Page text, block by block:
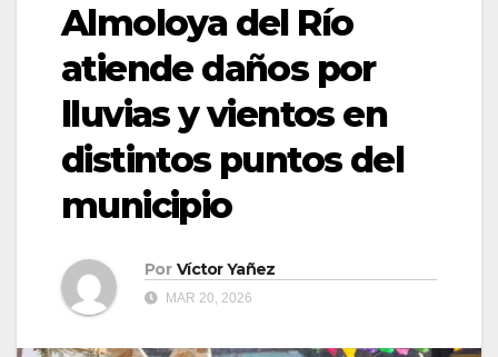
Almoloya del Río
atiende daños por
lluvias y vientos en
distintos puntos del
municipio
Por Víctor Yañez
MAR 20, 2026